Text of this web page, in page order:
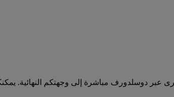
دوسلدورف مباشرة إلى وجهتكم النهائية.